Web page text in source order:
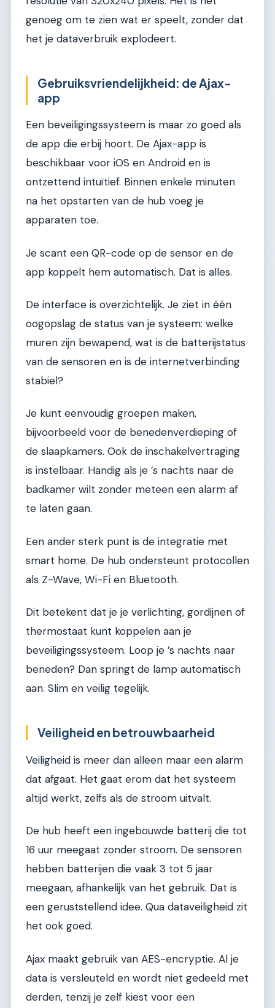
genoeg om te zien wat er speelt, zonder dat
het je dataverbruik explodeert.
Gebruiksvriendelijkheid: de Ajax-
app
Een beveiligingssysteem is maar zo goed als
de app die erbij hoort. De Ajax-app is
beschikbaar voor iOS en Android en is
ontzettend intuïtief. Binnen enkele minuten
na het opstarten van de hub voeg je
apparaten toe.
Je scant een QR-code op de sensor en de
app koppelt hem automatisch. Dat is alles.
De interface is overzichtelijk. Je ziet in één
oogopslag de status van je systeem: welke
muren zijn bewapend, wat is de batterijstatus
van de sensoren en is de internetverbinding
stabiel?
Je kunt eenvoudig groepen maken,
bijvoorbeeld voor de benedenverdieping of
de slaapkamers. Ook de inschakelvertraging
is instelbaar. Handig als je ’s nachts naar de
badkamer wilt zonder meteen een alarm af
te laten gaan.
Een ander sterk punt is de integratie met
smart home. De hub ondersteunt protocollen
als Z-Wave, Wi-Fi en Bluetooth.
Dit betekent dat je je verlichting, gordijnen of
thermostaat kunt koppelen aan je
beveiligingssysteem. Loop je ’s nachts naar
beneden? Dan springt de lamp automatisch
aan. Slim en veilig tegelijk.
Veiligheid en betrouwbaarheid
Veiligheid is meer dan alleen maar een alarm
dat afgaat. Het gaat erom dat het systeem
altijd werkt, zelfs als de stroom uitvalt.
De hub heeft een ingebouwde batterij die tot
16 uur meegaat zonder stroom. De sensoren
hebben batterijen die vaak 3 tot 5 jaar
meegaan, afhankelijk van het gebruik. Dat is
een geruststellend idee. Qua dataveiligheid zit
het ook goed.
Ajax maakt gebruik van AES-encryptie. Al je
data is versleuteld en wordt niet gedeeld met
derden, tenzij je zelf kiest voor een